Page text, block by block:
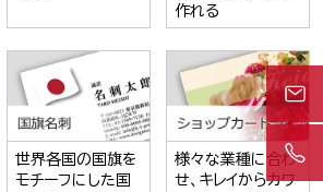
作れる
世界各国の国旗を
モチーフにした国
様々な業種に合わ
せ、キレイからカワ